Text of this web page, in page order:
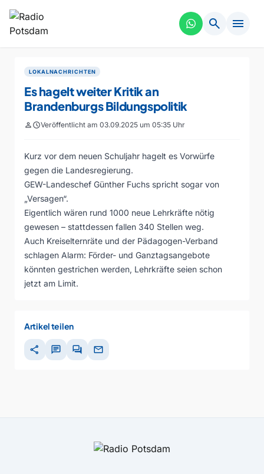
search menu
LOKALNACHRICHTEN
Es hagelt weiter Kritik an
Brandenburgs Bildungspolitik
personscheduleVeröffentlicht am 03.09.2025 um 05:35 Uhr
Kurz vor dem neuen Schuljahr hagelt es Vorwürfe
gegen die Landesregierung.
GEW-Landeschef Günther Fuchs spricht sogar von
„Versagen“.
Eigentlich wären rund 1000 neue Lehrkräfte nötig
gewesen – stattdessen fallen 340 Stellen weg.
Auch Kreiselternräte und der Pädagogen-Verband
schlagen Alarm: Förder- und Ganztagsangebote
könnten gestrichen werden, Lehrkräfte seien schon
jetzt am Limit.
Artikel teilen
share chat forum mail